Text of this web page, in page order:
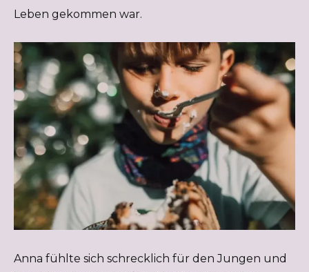
Leben gekommen war.
Anna fühlte sich schrecklich für den Jungen und